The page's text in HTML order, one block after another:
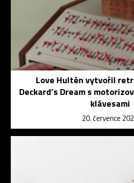
Love Hultén vytvořil
Deckard’s Dream s
klávesami
20. července